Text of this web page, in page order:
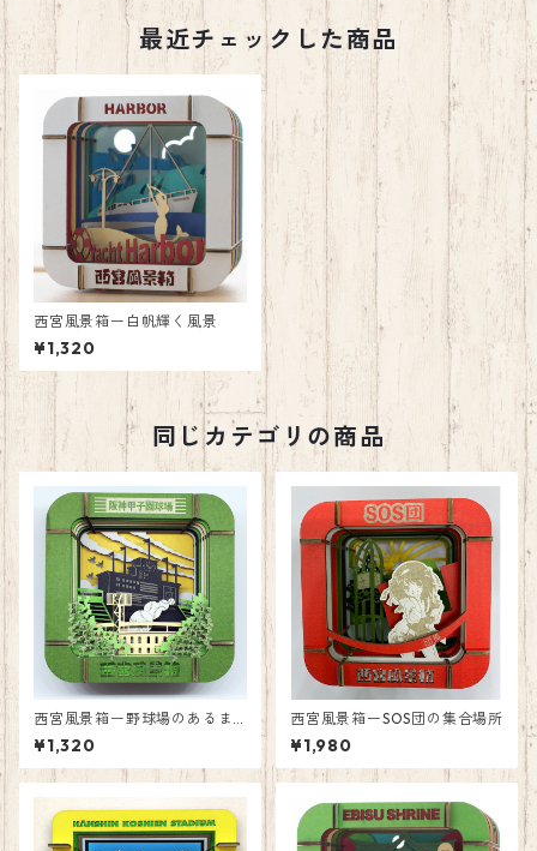
最近チェックした商品
西宮風景箱ー白帆輝く風景
¥1,320
同じカテゴリの商品
西宮風景箱ー野球場のあるま
ち（小）
¥1,320
西宮風景箱ーSOS団の集合場所
¥1,980